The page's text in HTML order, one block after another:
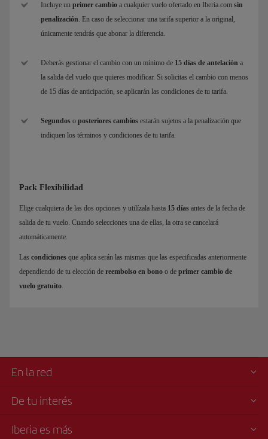
Incluye un primer cambio a cualquier vuelo ofertado en Iberia.com sin
penalización. En caso de seleccionar una tarifa superior a la original,
únicamente tendrás que abonar la diferencia.
Deberás gestionar el cambio con un mínimo de 15 días de antelación a
la salida del vuelo que quieres modificar. Si solicitas el cambio con menos
de 15 días de anticipación, se aplicarán las condiciones de tu tarifa.
Segundos o posteriores cambios estarán sujetos a la penalización que
indiquen los términos y condiciones de tu tarifa.
Pack Flexibilidad
Elige cualquiera de las dos opciones y utilízala hasta 15 días antes de la fecha de
salida de tu vuelo. Cuando selecciones una de ellas, la otra se cancelará
automáticamente.
Las condiciones que aplica serán las mismas que las especificadas anteriormente
dependiendo de tu elección de reembolso en bono o de primer cambio de
vuelo gratuito.
En la red
De tu interés
Iberia es más